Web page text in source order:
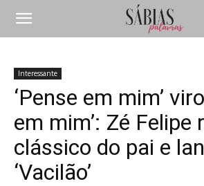
Interessante
‘Pense em mim’
em mim’: Zé Felipe
clássico do pai e
‘Vacilão’